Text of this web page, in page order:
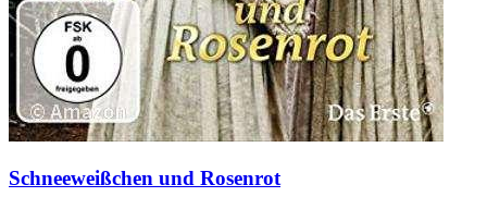
Schneeweißchen und Rosenrot